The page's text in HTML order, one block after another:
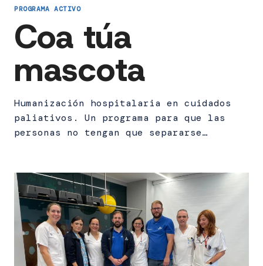
PROGRAMA ACTIVO
Coa túa
mascota
Humanización hospitalaria en cuidados
paliativos. Un programa para que las
personas no tengan que separarse…